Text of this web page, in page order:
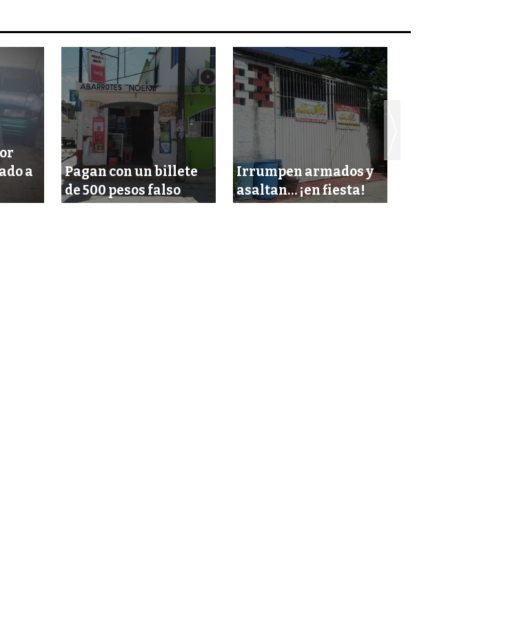
a
Pagan con un billete
de 500 pesos falso
Irrumpen armados y
asaltan… ¡en fiesta!